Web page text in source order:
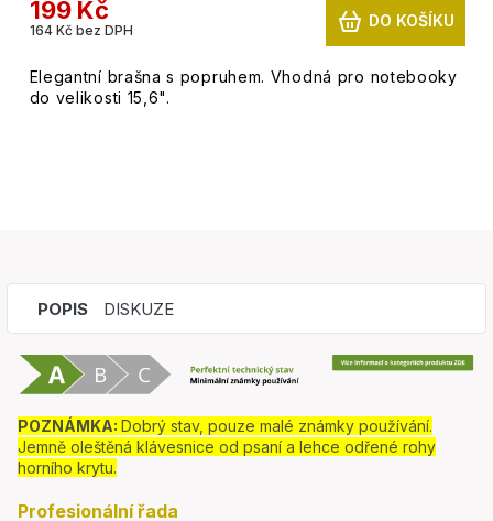
164 Kč bez DPH
199 Kč DO KOŠÍKU
Elegantní brašna s popruhem. Vhodná pro notebooky
do velikosti 15,6".
POPIS DISKUZE
POZNÁMKA: Dobrý stav, pouze malé známky používání.
Jemně oleštěná klávesnice od psaní a lehce odřené rohy
horního krytu.
Profesionální řada